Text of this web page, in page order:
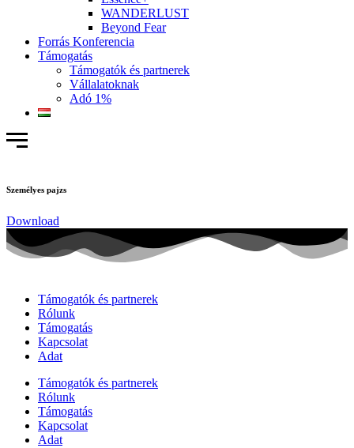
WANDERLUST
Beyond Fear
Forrás Konferencia
Támogatás
Támogatók és partnerek
Vállalatoknak
Adó 1%
Személyes pajzs
Download
Támogatók és partnerek
Rólunk
Támogatás
Kapcsolat
Adat
Támogatók és partnerek
Rólunk
Támogatás
Kapcsolat
Adat